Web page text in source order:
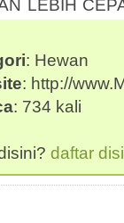
LEBIH
: Hewan
: http://
: 734 kali
daftar